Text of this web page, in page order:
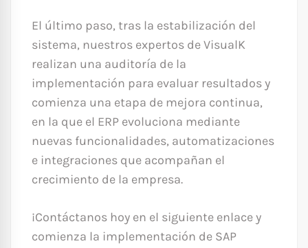
El último paso, tras la estabilización del
sistema, nuestros expertos de VisualK
realizan una auditoría de la
implementación para evaluar resultados y
comienza una etapa de mejora continua,
en la que el ERP evoluciona mediante
nuevas funcionalidades, automatizaciones
e integraciones que acompañan el
crecimiento de la empresa.
¡Contáctanos hoy en el siguiente enlace y
comienza la implementación de SAP